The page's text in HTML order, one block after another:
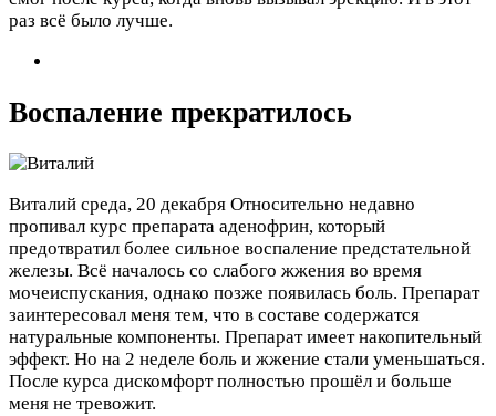
раз всё было лучше.
Воспаление прекратилось
Виталий среда, 20 декабря Относительно недавно
пропивал курс препарата аденофрин, который
предотвратил более сильное воспаление предстательной
железы. Всё началось со слабого жжения во время
мочеиспускания, однако позже появилась боль. Препарат
заинтересовал меня тем, что в составе содержатся
натуральные компоненты. Препарат имеет накопительный
эффект. Но на 2 неделе боль и жжение стали уменьшаться.
После курса дискомфорт полностью прошёл и больше
меня не тревожит.